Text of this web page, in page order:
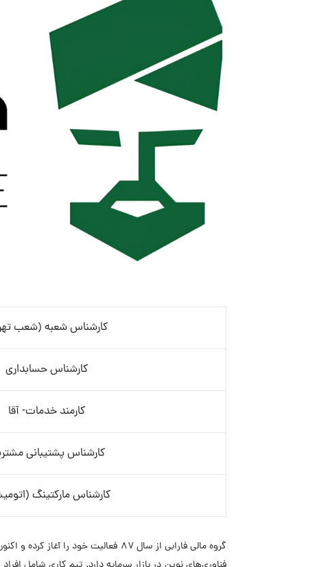
کارشناس شعبه (شعب
کارشناس حسابداری
کارمند خدمات- آقا
کارشناس پشتیبانی
کارشناس مارکتینگ
گروه مالی فارابی از سال ۸۷